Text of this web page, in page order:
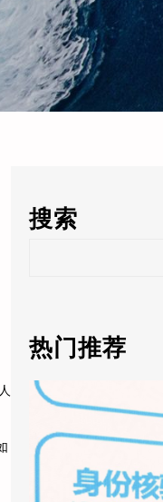
搜索
c
h
热门推荐
2026年3月底
关于酒店业